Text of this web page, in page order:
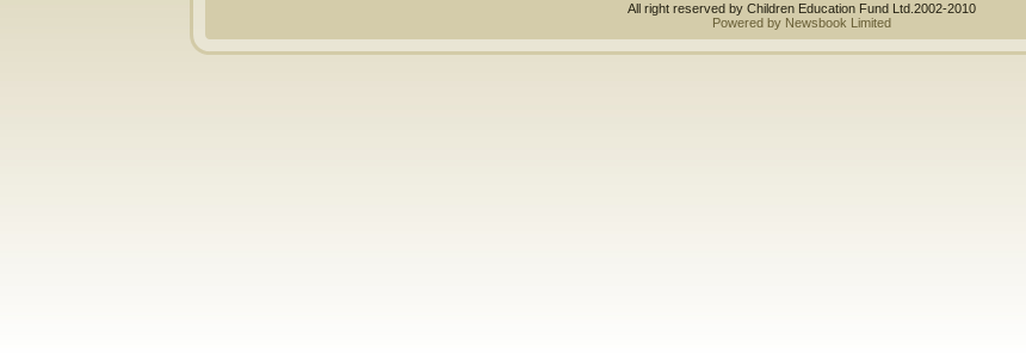
All right reserved by Children Education Fund Ltd.2002-2010
Powered by Newsbook Limited